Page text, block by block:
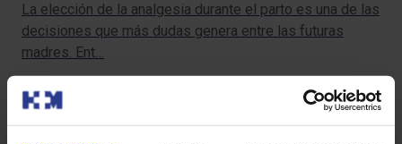
La elección de la analgesia durante el parto es una de las
decisiones que más dudas genera entre las futuras
madres. Ent…